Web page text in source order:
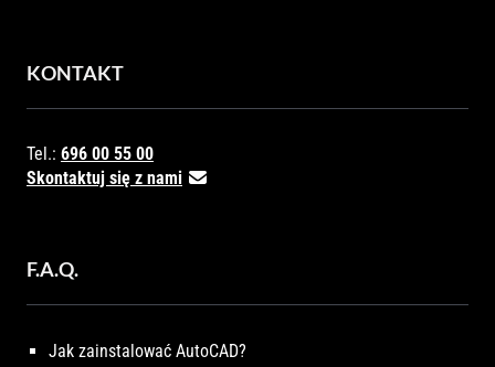
KONTAKT
Tel.: 696 00 55 00
Skontaktuj się z nami
F.A.Q.
Jak zainstalować AutoCAD?